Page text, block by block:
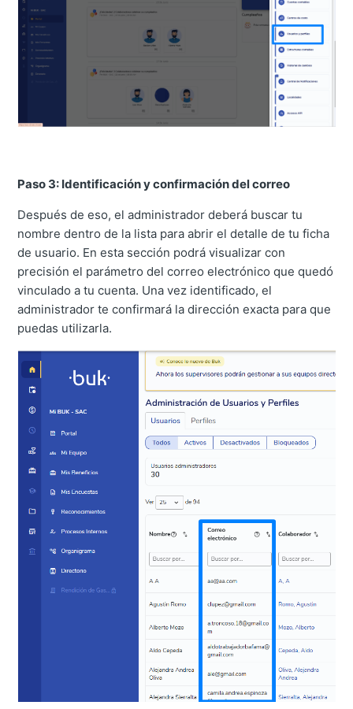
Paso 3: Identificación y confirmación del correo
Después de eso, el administrador deberá buscar tu
nombre dentro de la lista para abrir el detalle de tu ficha
de usuario. En esta sección podrá visualizar con
precisión el parámetro del correo electrónico que quedó
vinculado a tu cuenta. Una vez identificado, el
administrador te confirmará la dirección exacta para que
puedas utilizarla.